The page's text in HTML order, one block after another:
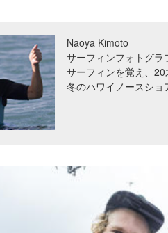
Naoya Kimoto
サーフィンフォトグ
サーフィンを覚え、
冬のハワイノースショ